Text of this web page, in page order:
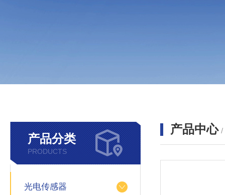
产品分类
PRODUCTS
光电传感器
产品中心 /